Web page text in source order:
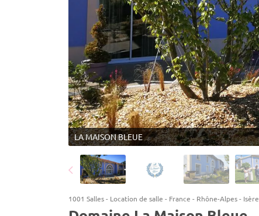
LA MAISON BLEUE
1001 Salles- Location de salle - France - Rhône-Alpes- Isère